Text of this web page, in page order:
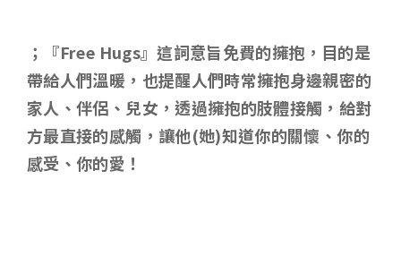
；『Free Hugs』這詞意旨免費的擁抱，目的是
帶給人們溫暖，也提醒人們時常擁抱身邊親密的
家人、伴侶、兒女，透過擁抱的肢體接觸，給對
方最直接的感觸，讓他(她)知道你的關懷、你的
感受、你的愛！